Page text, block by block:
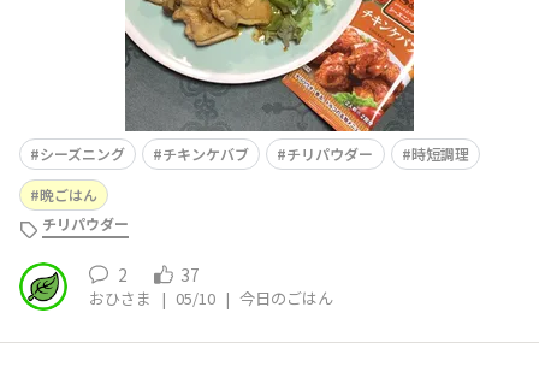
シーズニング チキンケバブ チリパウダー
時短調理
晩ごはん
チリパウダー
2 37
おひさま | 05/10 | 今日のごはん